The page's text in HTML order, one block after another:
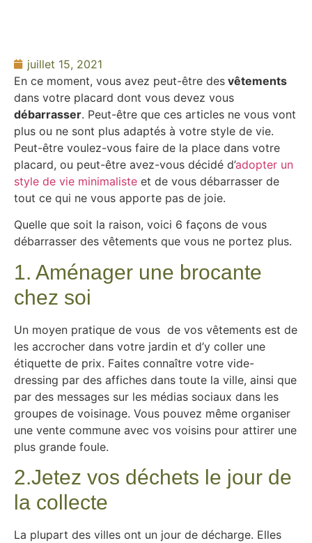
juillet 15, 2021
En ce moment, vous avez peut-être des vêtements
dans votre placard dont vous devez vous
débarrasser. Peut-être que ces articles ne vous vont
plus ou ne sont plus adaptés à votre style de vie.
Peut-être voulez-vous faire de la place dans votre
placard, ou peut-être avez-vous décidé d’adopter un
style de vie minimaliste et de vous débarrasser de
tout ce qui ne vous apporte pas de joie.
Quelle que soit la raison, voici 6 façons de vous
débarrasser des vêtements que vous ne portez plus.
1. Aménager une brocante
chez soi
Un moyen pratique de vous de vos vêtements est de
les accrocher dans votre jardin et d’y coller une
étiquette de prix. Faites connaître votre vide-
dressing par des affiches dans toute la ville, ainsi que
par des messages sur les médias sociaux dans les
groupes de voisinage. Vous pouvez même organiser
une vente commune avec vos voisins pour attirer une
plus grande foule.
2.Jetez vos déchets le jour de
la collecte
La plupart des villes ont un jour de décharge. Elles